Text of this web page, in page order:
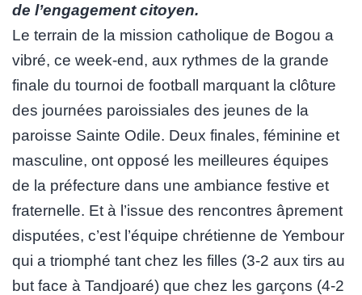
de l’engagement citoyen.
Le terrain de la mission catholique de Bogou a
vibré, ce week-end, aux rythmes de la grande
finale du tournoi de football marquant la clôture
des journées paroissiales des jeunes de la
paroisse Sainte Odile. Deux finales, féminine et
masculine, ont opposé les meilleures équipes
de la préfecture dans une ambiance festive et
fraternelle. Et à l’issue des rencontres âprement
disputées, c’est l’équipe chrétienne de Yembour
qui a triomphé tant chez les filles (3-2 aux tirs au
but face à Tandjoaré) que chez les garçons (4-2